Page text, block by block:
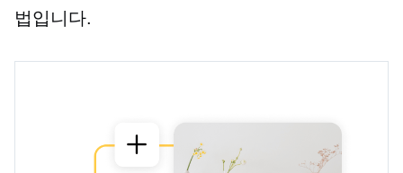
법입니다.